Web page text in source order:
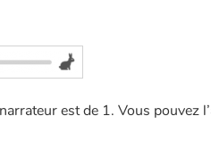
est de 1. Vous pouvez